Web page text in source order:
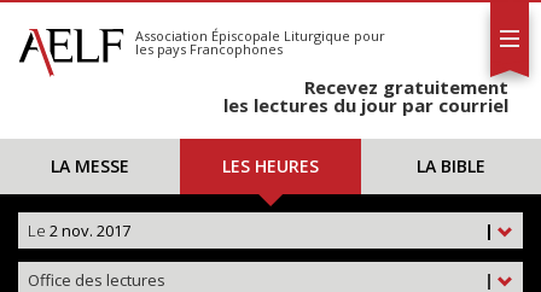
S'abonner
Calendrier
Association Épiscopale Liturgique pour
les pays Francophones
Recevez gratuitement
les lectures du jour par courriel
LA MESSE LES HEURES LA BIBLE
|
Le 2 nov. 2017
|
Office des lectures